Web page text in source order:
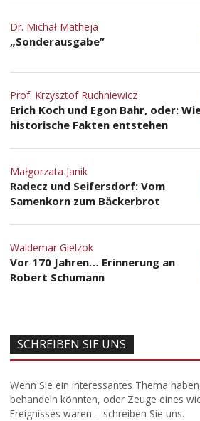
Dr. Michał Matheja
„Sonderausgabe”
Prof. Krzysztof Ruchniewicz
Erich Koch und Egon Bahr, oder:
historische Fakten entstehen
Małgorzata Janik
Radecz und Seifersdorf: Vom
Samenkorn zum Bäckerbrot
Waldemar Gielzok
Vor 170 Jahren… Erinnerung an
Robert Schumann
SCHREIBEN SIE UNS
Wenn Sie ein interessantes Thema
behandeln könnten, oder Zeuge eines
Ereignisses waren – schreiben Sie uns.